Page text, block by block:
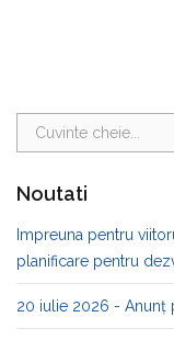
Noutati
Impreuna pentru
planificare pentru
20 iulie 2026 - Anunț